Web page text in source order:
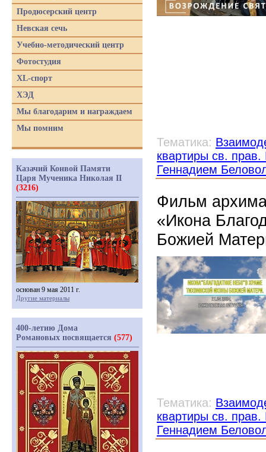
Тематика:
квартиры св.
Геннадием
Фильм
«Икона
Божией
Тематика:
квартиры св.
Геннадием
Продюсерский центр
Невская сечь
Учебно-методический центр
Фотостудия
XL-спорт
ХЭД
Мы благодарим и награждаем
Мы помним
Казачий Конвой Памяти
Царя Мученика Николая II
(3216)
основан 9 мая 2011 г.
Другие материалы
400-летию Дома
Романовых посвящается (577)